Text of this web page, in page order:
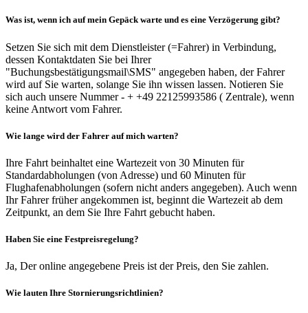
Was ist, wenn ich auf mein Gepäck warte und es eine Verzögerung gibt?
Setzen Sie sich mit dem Dienstleister (=Fahrer) in Verbindung,
dessen Kontaktdaten Sie bei Ihrer
"Buchungsbestätigungsmail\SMS" angegeben haben, der Fahrer
wird auf Sie warten, solange Sie ihn wissen lassen. Notieren Sie
sich auch unsere Nummer - + +49 22125993586 ( Zentrale), wenn
keine Antwort vom Fahrer.
Wie lange wird der Fahrer auf mich warten?
Ihre Fahrt beinhaltet eine Wartezeit von 30 Minuten für
Standardabholungen (von Adresse) und 60 Minuten für
Flughafenabholungen (sofern nicht anders angegeben). Auch wenn
Ihr Fahrer früher angekommen ist, beginnt die Wartezeit ab dem
Zeitpunkt, an dem Sie Ihre Fahrt gebucht haben.
Haben Sie eine Festpreisregelung?
Ja, Der online angegebene Preis ist der Preis, den Sie zahlen.
Wie lauten Ihre Stornierungsrichtlinien?